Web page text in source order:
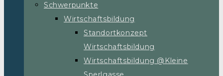
Schwerpunkte
Wirtschaftsbildung
Standortkonzept
Wirtschaftsbildung
Wirtschaftsbildung @Kleine